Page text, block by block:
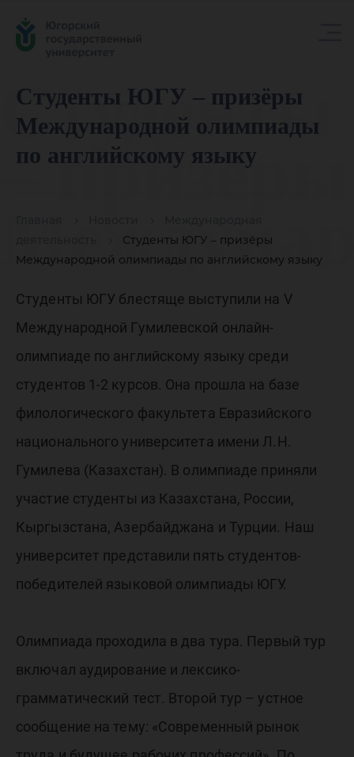
Студенты ЮГУ – призёры
Международной олимпиады
по английскому языку
Студенты ЮГУ – призёры
Международной олимпиады по английскому языку
– призёры
языку
Студенты ЮГУ блестяще выступили на V
Международной Гумилевской онлайн-
олимпиаде по английскому языку среди
студентов 1-2 курсов. Она прошла на базе
филологического факультета Евразийского
национального университета имени Л.Н.
Гумилева (Казахстан). В олимпиаде приняли
участие студенты из Казахстана, России,
Кыргызстана, Азербайджана и Турции. Наш
университет представили пять студентов-
победителей языковой олимпиады ЮГУ.
Олимпиада проходила в два тура. Первый тур
включал аудирование и лексико-
грамматический тест. Второй тур – устное
сообщение на тему: «Современный рынок